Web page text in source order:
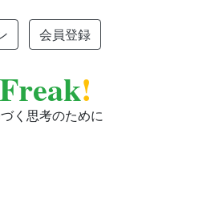
会員登録
!
く思考のために